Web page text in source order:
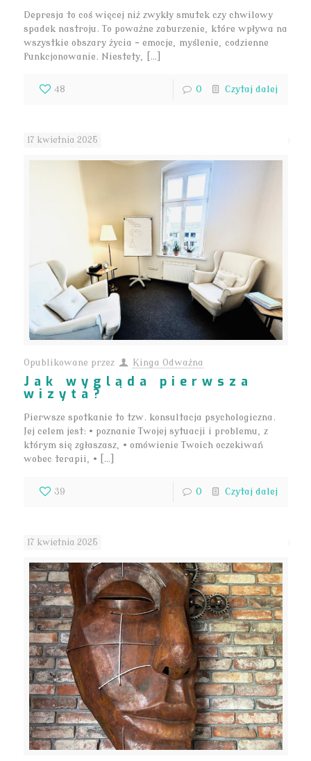
Depresja to coś więcej niż zwykły smutek czy chwilowy
spadek nastroju. To poważne zaburzenie, które wpływa na
wszystkie obszary życia – emocje, myślenie, codzienne
funkcjonowanie. Niestety, […]
48 0 Czytaj dalej
17 kwietnia 2025
Opublikowane przez Kinga Odważna
Jak wygląda pierwsza
wizyta?
Pierwsze spotkanie to tzw. konsultacja psychologiczna.
Jej celem jest: • poznanie Twojej sytuacji i problemu, z
którym się zgłaszasz, • omówienie Twoich oczekiwań
wobec terapii, • […]
39 0 Czytaj dalej
17 kwietnia 2025